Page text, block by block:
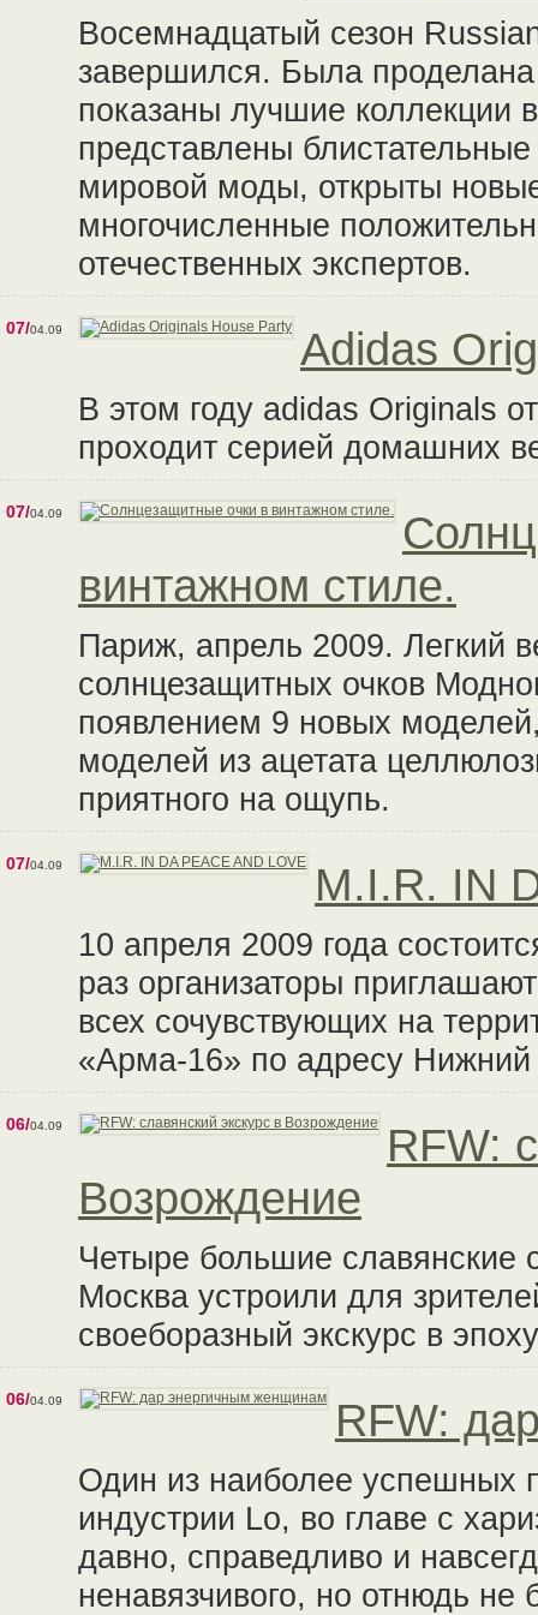
Восемнадцатый сезон
завершился. Была
показаны лучшие коллекции
представлены
мировой моды, открыты
многочисленные
отечественных экспертов.
07/04.09 Adidas
В этом году adidas Originals
проходит серией домашних
07/04.09
винтажном стиле.
Париж, апрель 2009. Легкий
солнцезащитных очков
появлением 9 новых
моделей из ацетата
приятного на ощупь.
07/04.09 M.I.R. IN
10 апреля 2009 года
раз организаторы
всех сочувствующих на
«Арма-16» по адресу
06/04.09
RFW:
Возрождение
Четыре большие славянские
Москва устроили для
своеборазный экскурс в
06/04.09 RFW:
Один из наиболее успешных
индустрии Lo, во главе с
давно, справедливо и
ненавязчивого, но отнюдь не